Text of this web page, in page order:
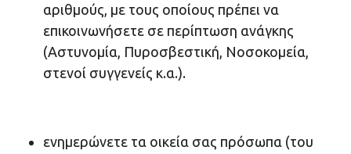
αριθμούς, με τους οποίους πρέπει να
επικοινωνήσετε σε περίπτωση ανάγκης
(Αστυνομία, Πυροσβεστική, Νοσοκομεία,
στενοί συγγενείς κ.α.).
ενημερώνετε τα οικεία σας πρόσωπα (του